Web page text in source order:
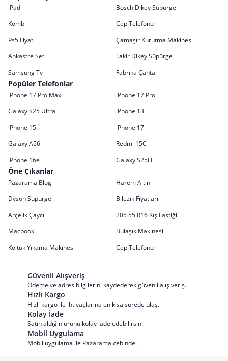
iPad
Bosch Dikey Süpürge
Kombi
Cep Telefonu
Ps5 Fiyat
Çamaşır Kurutma Makinesi
Ankastre Set
Fakir Dikey Süpürge
Samsung Tv
Fabrika Çanta
Popüler Telefonlar
iPhone 17 Pro Max
iPhone 17 Pro
Galaxy S25 Ultra
iPhone 13
iPhone 15
iPhone 17
Galaxy A56
Redmi 15C
iPhone 16e
Galaxy S25FE
Öne Çıkanlar
Pazarama Blog
Harem Altın
Dyson Süpürge
Bilezik Fiyatları
Arçelik Çaycı
205 55 R16 Kış Lastiği
Macbook
Bulaşık Makinesi
Koltuk Yıkama Makinesi
Cep Telefonu
Güvenli Alışveriş
Ödeme ve adres bilgilerini kaydederek güvenli alış veriş.
Hızlı Kargo
Hızlı kargo ile ihtiyaçlarına en kısa sürede ulaş.
Kolay İade
Satın aldığın ürünü kolay iade edebilirsin.
Mobil Uygulama
Mobil uygulama ile Pazarama cebinde.